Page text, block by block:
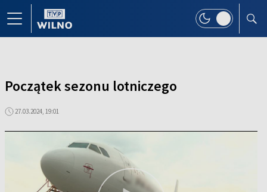
Początek sezonu lotniczego
27.03.2024, 19:01